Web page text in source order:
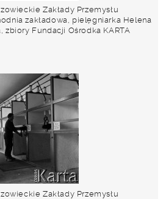
Zakłady Przemysłu
zakładowa, pielęgniarka Helena
zbiory Fundacji Ośrodka KARTA
Zakłady Przemysłu